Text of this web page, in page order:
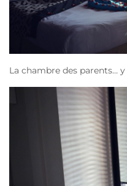
La chambre des parents… y